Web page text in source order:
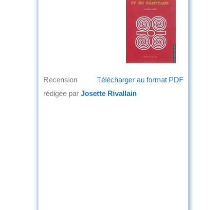
Télécharger au format PDF
Recension
rédigée par Josette Rivallain